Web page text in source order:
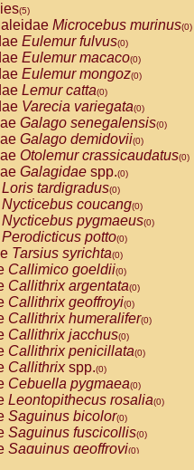
(5)
Microcebus murinus(0)
Eulemur fulvus(0)
Eulemur macaco(0)
Eulemur mongoz(0)
Lemur catta(0)
Varecia variegata(0)
Galago senegalensis(0)
Galago demidovii(0)
Otolemur crassicaudatus(0)
Galagidae spp.(0)
Loris tardigradus(0)
Nycticebus coucang(0)
Nycticebus pygmaeus(0)
Perodicticus potto(0)
Tarsius syrichta(0)
Callimico goeldii(0)
Callithrix argentata(0)
Callithrix geoffroyi(0)
Callithrix humeralifer(0)
Callithrix jacchus(0)
Callithrix penicillata(0)
Callithrixspp.(0)
Cebuella pygmaea(0)
Leontopithecus rosalia(0)
Saguinus bicolor(0)
Saguinus fuscicollis(0)
Saguinus geoffroyi(0)